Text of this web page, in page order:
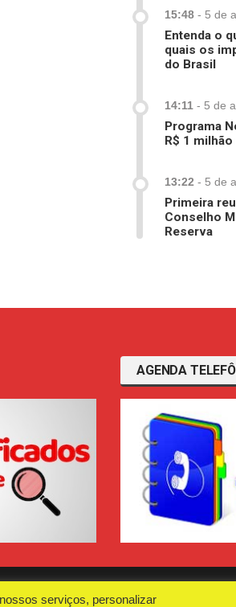
15:48 - 5 de
Entenda o
quais os
do Brasil
14:11 - 5 de
Programa
R$ 1
13:22 - 5 de
Primeira
Conselho
Reserva
AGENDA
serviços, personalizar